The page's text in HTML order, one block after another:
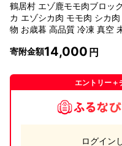
鶴居村 エゾ鹿モモ肉ブロ
カ エゾシカ肉 モモ肉 シカ
物 お歳暮 高品質 冷凍 真空
寄附金額14,000
エントリー＋
ログイン